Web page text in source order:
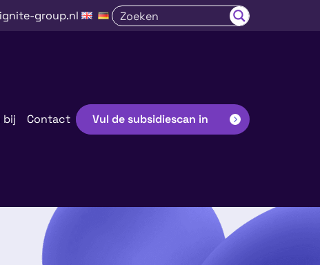
group.nl
bij Contact Vul de subsidiescan in